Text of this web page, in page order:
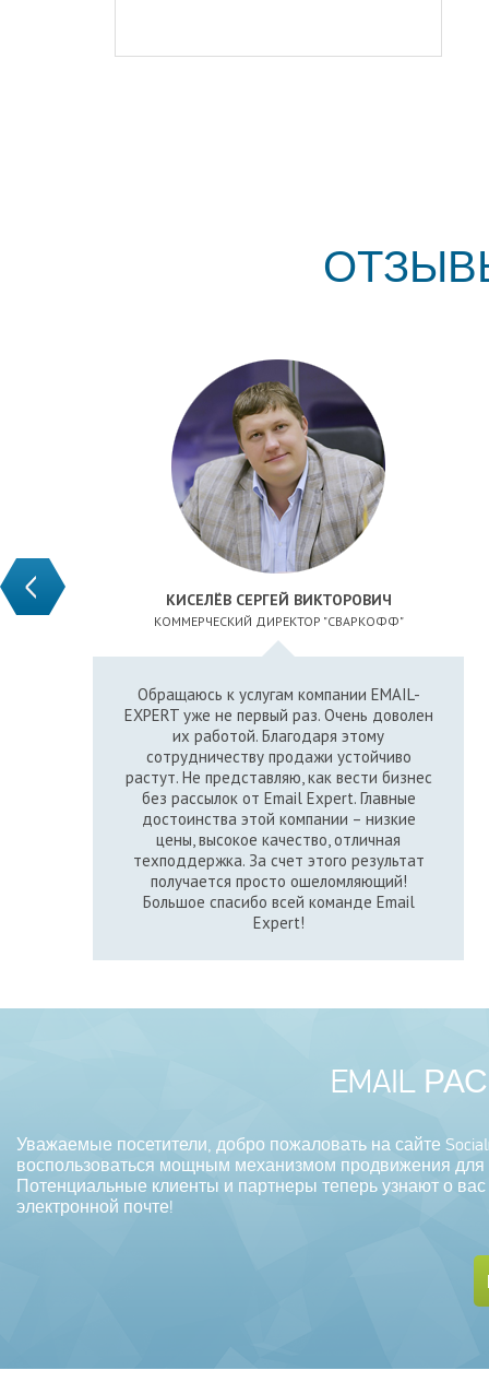
КИСЕЛЁВ СЕРГЕЙ ВИКТОРОВИЧ
КОММЕРЧЕСКИЙ ДИРЕКТОР "СВАРКОФФ"
Обращаюсь к услугам компании EMAIL-
EXPERT уже не первый раз. Очень доволен
их работой. Благодаря этому
сотрудничеству продажи устойчиво
растут. Не представляю, как вести бизнес
без рассылок от Email Expert. Главные
достоинства этой компании – низкие
цены, высокое качество, отличная
техподдержка. За счет этого результат
получается просто ошеломляющий!
Большое спасибо всей команде Email
Expert!
EMAIL
Уважаемые посетители, добро пожаловать на сайте
воспользоваться мощным механизмом продвижения для
Потенциальные клиенты и партнеры теперь узнают о
электронной почте!